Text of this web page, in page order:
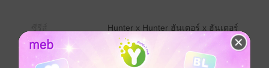
Hunter x Hunter ฮันเตอร์ x ฮันเตอร์
ประเภทไฟล์ pdf